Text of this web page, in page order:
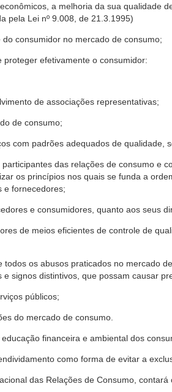
a melhoria da sua qualidade
Lei nº 9.008, de 21.3.1995)
consumidor no mercado de consumo;
efetivamente o consumidor:
de associações representativas;
de consumo;
padrões adequados de qualidade,
das relações de consumo e
os princípios nos quais se funda a
e fornecedores;
e consumidores, quanto aos seus
de meios eficientes de controle de
todos os abusos praticados no mercado
signos distintivos, que possam causar
públicos;
do mercado de consumo.
financeira e ambiental dos
como forma de evitar a
das Relações de Consumo,